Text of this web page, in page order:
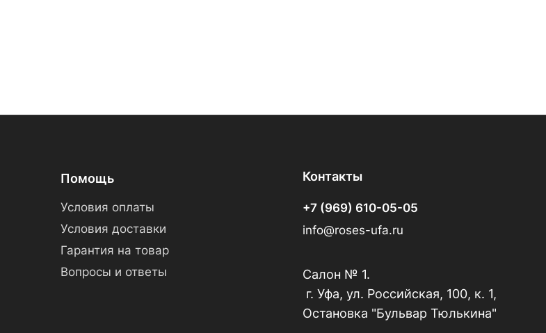
Помощь
Условия оплаты
Условия доставки
Гарантия на товар
Вопросы и ответы
Контакты
+7 (969) 610-05-05
info@roses-ufa.ru
Салон № 1.
г. Уфа, ул. Российская, 100, к. 1,
Остановка "Бульвар Тюлькина"